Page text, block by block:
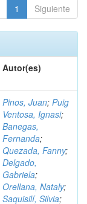
1 Siguiente
Autor(es)
Pinos, Juan; Puig
Ventosa, Ignasi;
Banegas,
Fernanda;
Quezada, Fanny;
Delgado,
Gabriela;
Orellana, Nataly;
Saquisilí, Silvia;